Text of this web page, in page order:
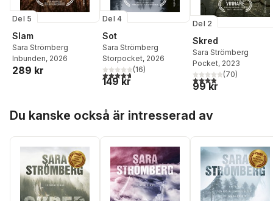
Del 5
Slam
Sara Strömberg
Inbunden, 2026
289 kr
Del 4
Sot
Sara Strömberg
Storpocket, 2026
4,7utav 5 stjärnor. Totalt antal röster:
(16)
149 kr
Del 2
Skred
Sara Strömberg
Pocket, 2023
3,9utav 5 stjärnor.
(70)
99 kr
Du kanske också är intresserad av